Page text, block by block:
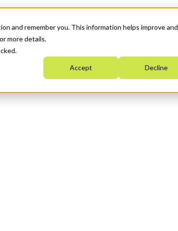
and remember you. This information helps improve and
more details.
Accept Decline